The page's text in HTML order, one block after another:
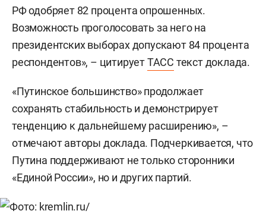
РФ одобряет 82 процента опрошенных.
Возможность проголосовать за него на
президентских выборах допускают 84 процента
респондентов», – цитируетТАСС текст доклада.
«Путинское большинство» продолжает
сохранять стабильность и демонстрирует
тенденцию к дальнейшему расширению», –
отмечают авторы доклада. Подчеркивается, что
Путина поддерживают не только сторонники
«Единой России», но и других партий.